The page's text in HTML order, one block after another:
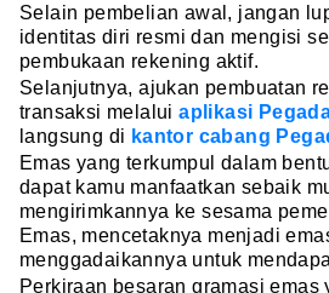
Selain pembelian awal, jangan
identitas diri resmi dan mengisi
pembukaan rekening aktif.
Selanjutnya, ajukan pembuatan
transaksi melaluiaplikasi
langsung di kantor cabang
Emas yang terkumpul dalam
dapat kamu manfaatkan sebaik
mengirimkannya ke sesama
Emas, mencetaknya menjadi
menggadaikannya untuk
Perkiraan besaran gramasi emas